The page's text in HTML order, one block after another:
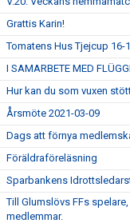
Grattis Karin!
Tomatens Hus Tjejcup 16-
I SAMARBETE MED
Hur kan du som vuxen
Årsmöte 2021-03-09
Dags att förnya
Föräldraföreläsning
Sparbankens
Till Glumslövs FFs
medlemmar.